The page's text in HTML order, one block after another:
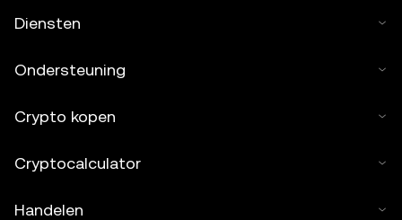
Diensten
Ondersteuning
Crypto kopen
Cryptocalculator
Handelen